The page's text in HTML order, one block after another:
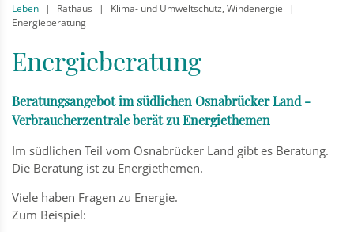
Leben Rathaus
Klima- und Umweltschutz, Windenergie
Energieberatung
Energieberatung
Beratungsangebot im südlichen Osnabrücker Land -
Verbraucherzentrale berät zu Energiethemen
Im südlichen Teil vom Osnabrücker Land gibt es Beratung.
Die Beratung ist zu Energiethemen.
Viele haben Fragen zu Energie.
Zum Beispiel: